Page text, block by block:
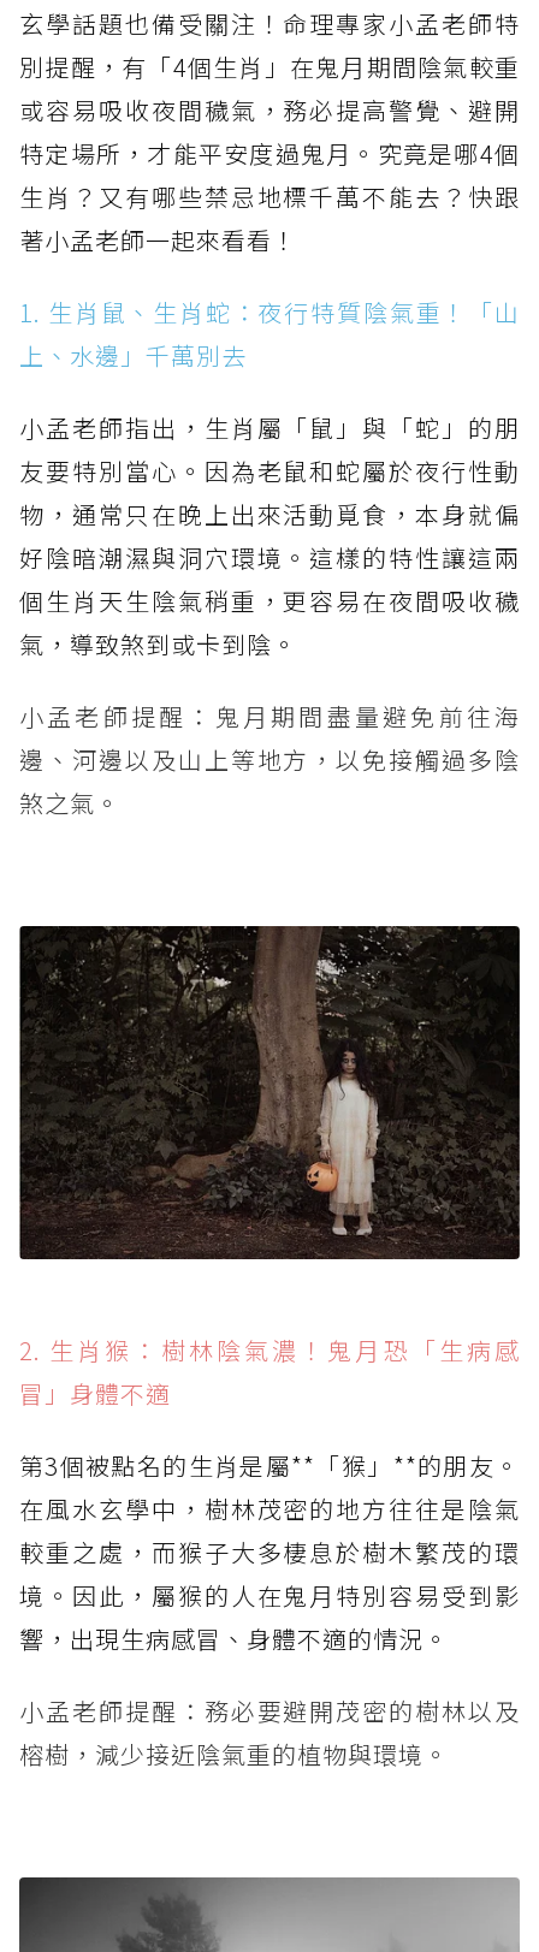
玄學話題也備受關注！命理專家小孟老師特
別提醒，有「4個生肖」在鬼月期間陰氣較重
或容易吸收夜間穢氣，務必提高警覺、避開
特定場所，才能平安度過鬼月。究竟是哪4個
生肖？又有哪些禁忌地標千萬不能去？快跟
著小孟老師一起來看看！
1. 生肖鼠、生肖蛇：夜行特質陰氣重！「山
上、水邊」千萬別去
小孟老師指出，生肖屬「鼠」與「蛇」的朋
友要特別當心。因為老鼠和蛇屬於夜行性動
物，通常只在晚上出來活動覓食，本身就偏
好陰暗潮濕與洞穴環境。這樣的特性讓這兩
個生肖天生陰氣稍重，更容易在夜間吸收穢
氣，導致煞到或卡到陰。
小孟老師提醒：鬼月期間盡量避免前往海
邊、河邊以及山上等地方，以免接觸過多陰
煞之氣。
2. 生肖猴：樹林陰氣濃！鬼月恐「生病感
冒」身體不適
第3個被點名的生肖是屬**「猴」**的朋友。
在風水玄學中，樹林茂密的地方往往是陰氣
較重之處，而猴子大多棲息於樹木繁茂的環
境。因此，屬猴的人在鬼月特別容易受到影
響，出現生病感冒、身體不適的情況。
小孟老師提醒：務必要避開茂密的樹林以及
榕樹，減少接近陰氣重的植物與環境。